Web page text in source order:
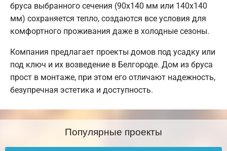
бруса выбранного сечения (90х140 мм или 140х140
мм) сохраняется тепло, создаются все условия для
комфортного проживания даже в холодные сезоны.
Компания предлагает проекты домов под усадку или
под ключ и их возведение в Белгороде. Дом из бруса
прост в монтаже, при этом его отличают надежность,
безупречная эстетика и доступность.
Популярные проекты